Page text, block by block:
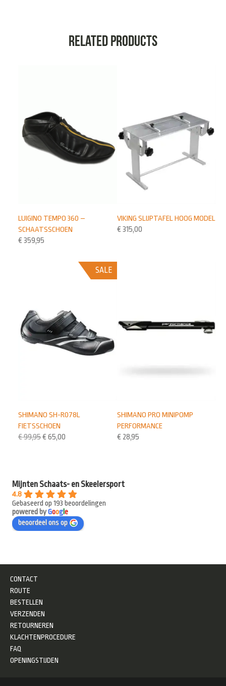
Related products
VIKING SLIJPTAFEL HOOG MODEL
€ 315,00
LUIGINO TEMPO 360 –
SCHAATSSCHOEN
€ 359,95
SHIMANO PRO MINIPOMP
PERFORMANCE
€ 28,95
SALE
SHIMANO SH-R078L
FIETSSCHOEN
€99,95€ 65,00
Mijnten Schaats- en Skeelersport
4.8
Gebaseerd op 193 beoordelingen
powered byGooge
beoordeel ons op
CONTACT
ROUTE
BESTELLEN
VERZENDEN
RETOURNEREN
KLACHTENPROCEDURE
FAQ
OPENINGSTIJDEN